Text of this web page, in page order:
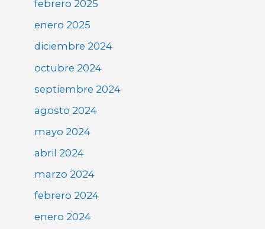
febrero 2025
enero 2025
diciembre 2024
octubre 2024
septiembre 2024
agosto 2024
mayo 2024
abril 2024
marzo 2024
febrero 2024
enero 2024